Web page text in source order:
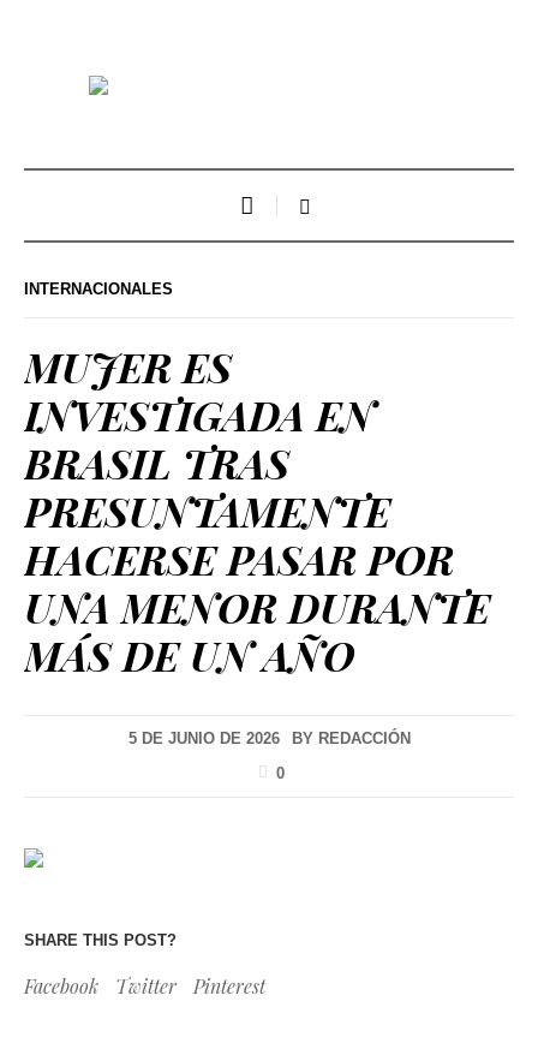
INTERNACIONALES
MUJER ES
INVESTIGADA EN
BRASIL TRAS
PRESUNTAMENTE
HACERSE PASAR POR
UNA MENOR DURANTE
MÁS DE UN AÑO
5 DE JUNIO DE 2026 BY REDACCIÓN
0
SHARE THIS POST?
Facebook Twitter Pinterest